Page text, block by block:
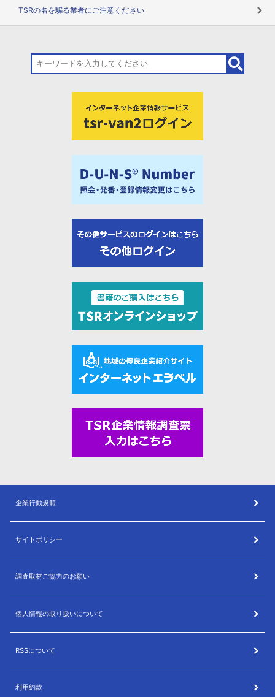
TSRの名を騙る業者にご注意ください
企業行動規範
サイトポリシー
調査取材ご協力のお願い
個人情報の取り扱いについて
RSSについて
利用約款